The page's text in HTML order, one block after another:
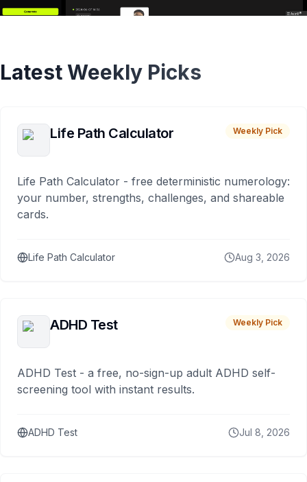
Latest Weekly Picks
Life Path Calculator Weekly Pick
Life Path Calculator - free deterministic numerology:
your number, strengths, challenges, and shareable
cards.
Life Path Calculator Aug 3, 2026
ADHD Test Weekly Pick
ADHD Test - a free, no-sign-up adult ADHD self-
screening tool with instant results.
ADHD Test Jul 8, 2026